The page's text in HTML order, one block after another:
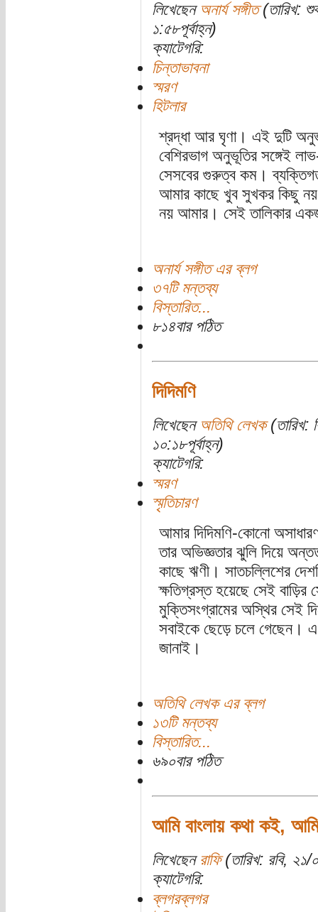
লিখেছেন অনার্য সঙ্গীত(তারিখ:
১:৫৮পূর্বাহ্ন)
ক্যাটেগরি:
চিন্তাভাবনা
স্মরণ
হিটলার
শ্রদ্ধা আর ঘৃণা। এই দুটি
বেশিরভাগ অনুভূতির সঙ্গেই
সেসবের গুরুত্ব কম।
আমার কাছে খুব সুখকর কিছু নয়।
নয় আমার। সেই তালিকার
অনার্য সঙ্গীত এর ব্লগ
৩৭টি মন্তব্য
বিস্তারিত...
৮১৪বার পঠিত
দিদিমণি
লিখেছেন অতিথি লেখক(তারিখ:
১০:১৮পূর্বাহ্ন)
ক্যাটেগরি:
স্মরণ
স্মৃতিচারণ
আমার দিদিমণি-কোনো
তার অভিজ্ঞতার ঝুলি দিয়ে
কাছে ঋণী। সাতচল্লিশের
ক্ষতিগ্রস্ত হয়েছে সেই বাড়ির
মুক্তিসংগ্রামের অস্থির সেই
সবাইকে ছেড়ে চলে গেছেন। এ
জানাই।
অতিথি লেখক এর ব্লগ
১৩টি মন্তব্য
বিস্তারিত...
৬৯০বার পঠিত
আমি বাংলায় কথা কই,
লিখেছেন রাফি(তারিখ: রবি, ২১/
ক্যাটেগরি:
ব্লগরব্লগর